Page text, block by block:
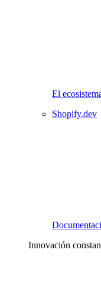
El
Shopify.dev
Innovación